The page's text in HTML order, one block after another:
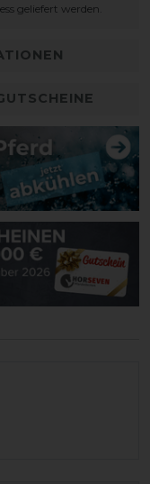
geliefert werden.